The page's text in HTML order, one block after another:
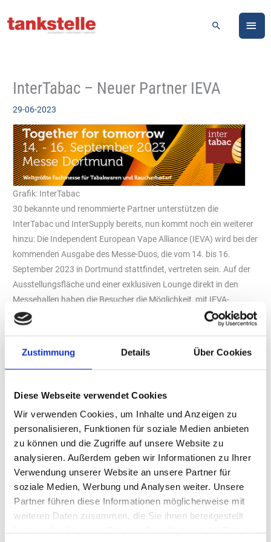
Zustimmung Details Über Cookies
Diese Webseite verwendet Cookies
Wir verwenden Cookies, um Inhalte und Anzeigen zu
personalisieren, Funktionen für soziale Medien anbieten
zu können und die Zugriffe auf unsere Website zu
analysieren. Außerdem geben wir Informationen zu Ihrer
Verwendung unserer Website an unsere Partner für
soziale Medien, Werbung und Analysen weiter. Unsere
Partner führen diese Informationen möglicherweise mit
weiteren Daten zusammen, die Sie ihnen bereitgestellt
Inhalt
Suchen
InterTabac – Neuer Partner IEVA
29-06-2023
Grafik: InterTabac
30 bekannte und renommierte Partner unterstützen die
InterTabac und InterSupply bereits, nun kommt noch ein weiterer
hinzu: Die Independent European Vape Alliance (IEVA) wird bei der
kommenden Ausgabe des Messe-Duos, die vom 14. bis 16.
September 2023 in Dortmund stattfindet, vertreten sein. Auf der
Ausstellungsfläche und einer exklusiven Lounge direkt in den
Messehallen haben die Besucher die Möglichkeit, mit IEVA-
Experten in Kontakt zu treten. Außerdem steuert das Bündnis ein
hochkarätiges Panel zum Rahmenprogramm der Messen bei. Ziel
von IEVA ist es, mit der Kooperation die Interessen der Vaping-
Branche auf europäischer Ebene und darüber hinaus zu
Das Messe-Duo InterTabac und InterSupply hat einen
bedeutenden neuen Partner gewonnen: die Independent
European Vape Alliance (IEVA). Die IEVA ist die einzige
paneuropäische Vereinigung der Vaping-Branche, die nationale
Verbände, Unternehmen, Hersteller und Großhändler vereint und
ihnen eine wirkungsvolle Vertretung auf europäischer Ebene
bietet. Ziel ist es, die öffentliche Wahrnehmung von E-Zigaretten
und verwandten Produkten positiv zu beeinflussen. Darüber
hinaus setzt sich die IEVA dafür ein, einen Beitrag zur